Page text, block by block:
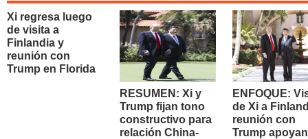
Xi regresa luego
de visita a
Finlandia y
reunión con
Trump en Florida
RESUMEN: Xi y
Trump fijan tono
constructivo para
relación China-
ENFOQUE:
de Xi a
reunión con
Trump apoyan